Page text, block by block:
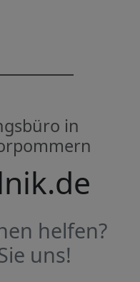
in
helfen?
uns!